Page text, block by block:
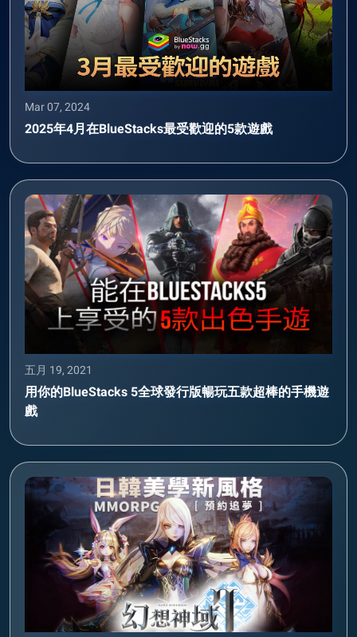
Mar 07, 2024
2025年4月在BlueStacks最受歡迎的5款遊戲
五月 19, 2021
用你的BlueStacks 5全球發行版暢玩五款超棒的手機遊
戲